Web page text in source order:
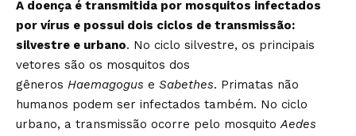
A doença é transmitida por mosquitos infectados
por vírus e possui dois ciclos de transmissão:
silvestre e urbano. No ciclo silvestre, os principais
vetores são os mosquitos dos
gêneros Haemagogus e Sabethes. Primatas não
humanos podem ser infectados também. No ciclo
urbano, a transmissão ocorre pelo mosquitoAedes